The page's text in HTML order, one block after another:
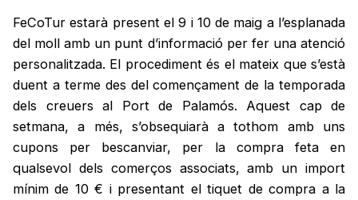
FeCoTur estarà present el 9 i 10 de maig a l’esplanada
del moll amb un punt d’informació per fer una atenció
personalitzada. El procediment és el mateix que s’està
duent a terme des del començament de la temporada
dels creuers al Port de Palamós. Aquest cap de
setmana, a més, s’obsequiarà a tothom amb uns
cupons per bescanviar, per la compra feta en
qualsevol dels comerços associats, amb un import
mínim de 10 € i presentant el tiquet de compra a la